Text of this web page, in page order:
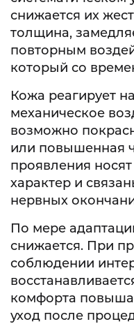
снижается их
толщина,
повторным
который со
Кожа реагирует
механическое
возможно
или повышенная
проявления
характер и
нервных
По мере
снижается. При
соблюдении
комфорта
уход после